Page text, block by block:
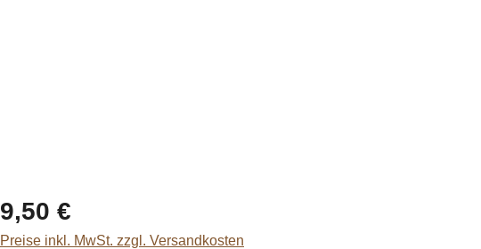
Regulärer Preis:
9,50 €
Preise inkl. MwSt. zzgl. Versandkosten